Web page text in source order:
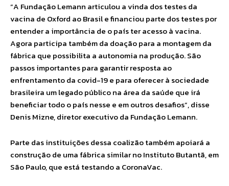
“A Fundação Lemann articulou a vinda dos testes da
vacina de Oxford ao Brasil e financiou parte dos testes por
entender a importância de o país ter acesso à vacina.
Agora participa também da doação para a montagem da
fábrica que possibilita a autonomia na produção. São
passos importantes para garantir resposta ao
enfrentamento da covid-19 e para oferecer à sociedade
brasileira um legado público na área da saúde que irá
beneficiar todo o país nesse e em outros desafios”, disse
Denis Mizne, diretor executivo da Fundação Lemann.
Parte das instituições dessa coalizão também apoiará a
construção de uma fábrica similar no Instituto Butantã, em
São Paulo, que está testando a CoronaVac.